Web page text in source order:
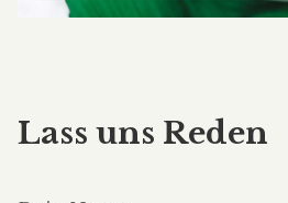
Lass uns Reden